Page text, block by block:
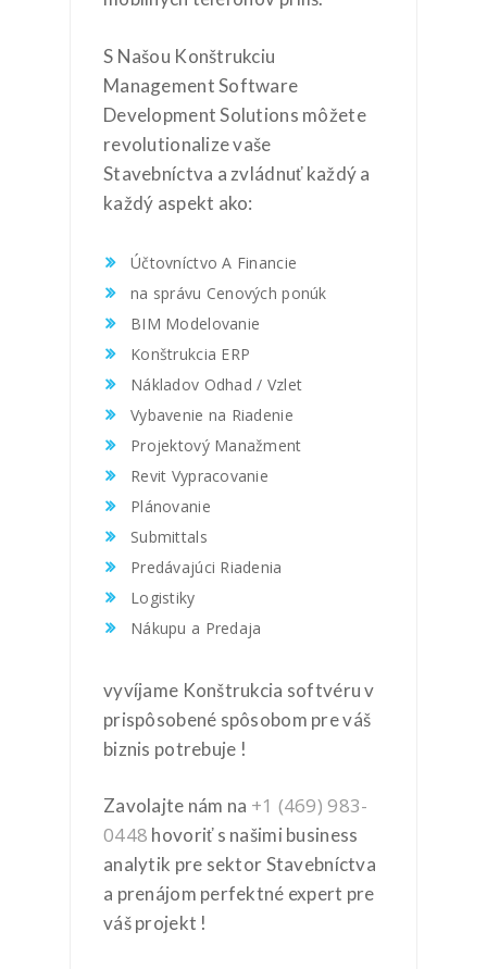
S Našou Konštrukciu
Management Software
Development Solutions môžete
revolutionalize vaše
Stavebníctva a zvládnuť každý a
každý aspekt ako:
Účtovníctvo A Financie
na správu Cenových ponúk
BIM Modelovanie
Konštrukcia ERP
Nákladov Odhad / Vzlet
Vybavenie na Riadenie
Projektový Manažment
Revit Vypracovanie
Plánovanie
Submittals
Predávajúci Riadenia
Logistiky
Nákupu a Predaja
vyvíjame Konštrukcia softvéru v
prispôsobené spôsobom pre váš
biznis potrebuje !
Zavolajte nám na +1 (469) 983-
0448 hovoriť s našimi business
analytik pre sektor Stavebníctva
a prenájom perfektné expert pre
váš projekt !